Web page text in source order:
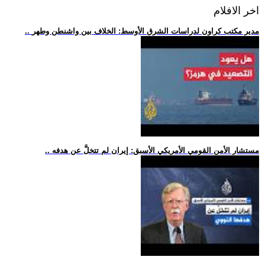
اخر الافلام
.. مدير مكتب كراون لدراسات الشرق الأوسط: الخلاف بين واشنطن وطهر
.. مستشار الأمن القومي الأمريكي الأسبق: إيران لم تتخلَّ عن هدفه